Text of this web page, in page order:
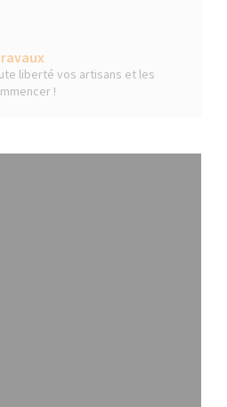
liberté vos artisans et les
!